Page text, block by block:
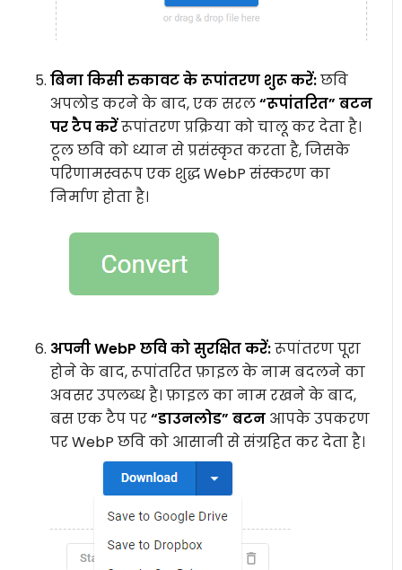
बिना किसी रुकावट के रूपांतरण शुरू करें:छवि
अपलोड करने के बाद, एक सरल“रूपांतरित” बटन
पर टैप करेंरूपांतरण प्रक्रिया को चालू कर देता है।
टूल छवि को ध्यान से प्रसंस्कृत करता है, जिसके
परिणामस्वरूप एक शुद्ध WebP संस्करण का
निर्माण होता है।
अपनी WebP छवि को सुरक्षित करें:रूपांतरण पूरा
होने के बाद, रूपांतरित फ़ाइल के नाम बदलने का
अवसर उपलब्ध है। फ़ाइल का नाम रखने के बाद,
बस एक टैप पर“डाउनलोड” बटन आपके उपकरण
पर WebP छवि को आसानी से संग्रहित कर देता है।